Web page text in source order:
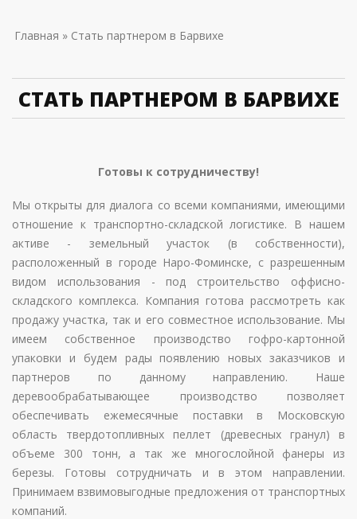
ВЫ ЗДЕСЬ
Главная » Стать партнером в Барвихе
СТАТЬ ПАРТНЕРОМ В БАРВИХЕ
Готовы к сотрудничеству!
Мы открыты для диалога со всеми компаниями, имеющими
отношение к транспортно-складской логистике. В нашем
активе - земельный участок (в собственности),
расположенный в городе Наро-Фоминске, с разрешенным
видом использования - под строительство оффисно-
складского комплекса. Компания готова рассмотреть как
продажу участка, так и его совместное использование. Мы
имеем собственное производство гофро-картонной
упаковки и будем рады появлению новых заказчиков и
партнеров по данному направлению. Наше
деревообрабатывающее производство позволяет
обеспечивать ежемесячные поставки в Московскую
область твердотопливных пеллет (древесных гранул) в
объеме 300 тонн, а так же многослойной фанеры из
березы. Готовы сотрудничать и в этом направлении.
Принимаем взвимовыгодные предложения от транспортных
компаний.